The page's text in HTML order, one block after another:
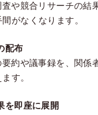
や競合リサーチの
がなくなります。
配布
約や議事録を、関
す。
を即座に展開